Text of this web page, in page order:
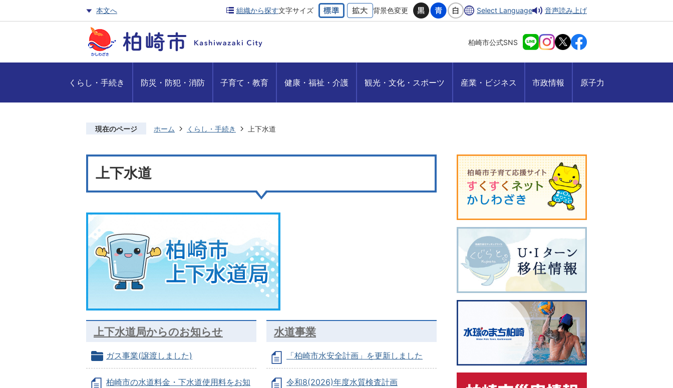
本文へ 組織から探す文字サイズ 背景色変更 Select Language 音声読み上げ
柏崎市公式SNS
くらし・手続き 防災・防犯・消防 子育て・教育 健康・福祉・介護 観光・文化・スポーツ 産業・ビジネス 市政情報 原子力
現在のページ ホーム くらし・手続き 上下水道
上下水道
上下水道局からのお知らせ
ガス事業(譲渡しました)
柏崎市の水道料金・下水道使用料をお知
水道事業
「柏崎市水安全計画」を更新しました
令和8(2026)年度水質検査計画